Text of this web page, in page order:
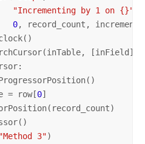
"Incrementing by 1 on {}"
0, record_count, increment)
[inField])
= row[
0]
"Method 3")